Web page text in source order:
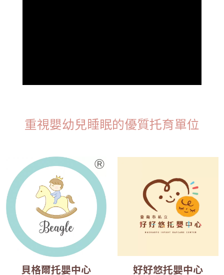
重視嬰幼兒睡眠的優質托育單位
貝格爾托嬰中心 好好悠托嬰中心